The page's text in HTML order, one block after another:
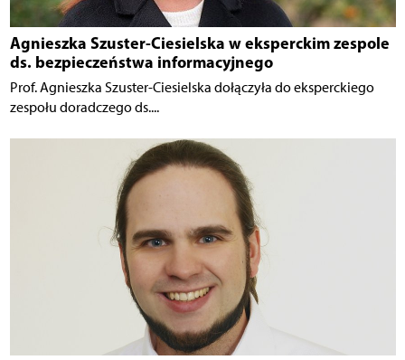
Agnieszka Szuster-Ciesielska w eksperckim zespole
ds. bezpieczeństwa informacyjnego
Prof. Agnieszka Szuster-Ciesielska dołączyła do eksperckiego
zespołu doradczego ds....